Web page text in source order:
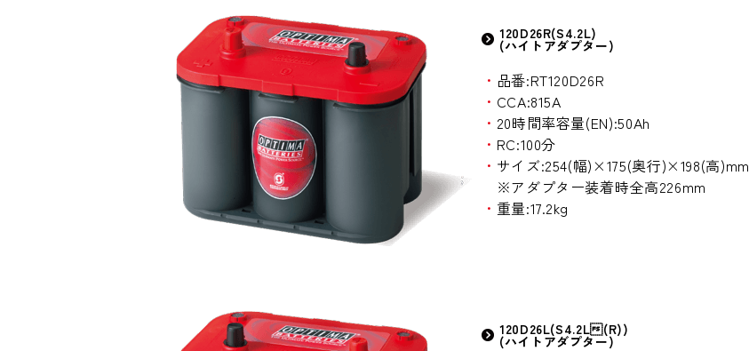
120D26R(S4.2L)
(ハイトアダプター)
・ 品番:RT120D26R
・ CCA:815A
・ 20時間率容量(EN):50Ah
・ RC:100分
・ サイズ:254(幅)×175(奥行)×198(高)mm
※アダプター装着時全高226mm
・ 重量:17.2kg
120D26L(S4.2L(R))
(ハイトアダプター)